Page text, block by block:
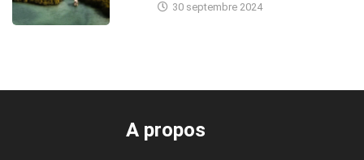
30 septembre 2024
A propos